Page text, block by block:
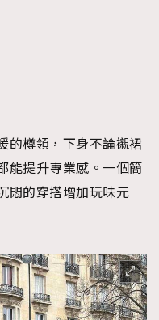
的樽領，下身不論襯裙
能提升專業感。一個簡
悶的穿搭增加玩味元